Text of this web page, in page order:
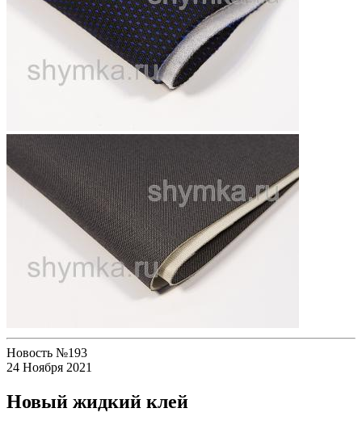
Новость №193
24 Ноября 2021
Новый жидкий клей